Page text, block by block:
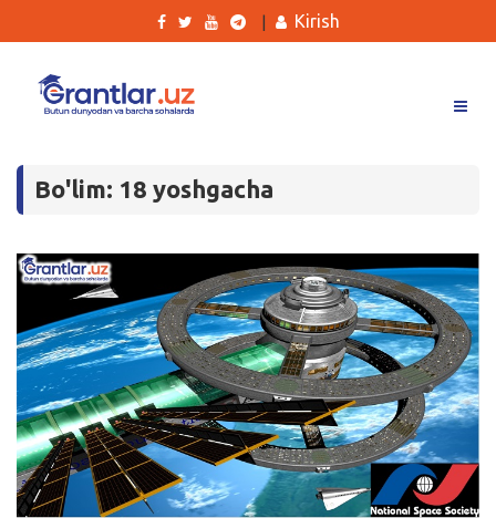
Tanlovlar
Kurslar
Blog
Yana
Qidirish
Kirish
Bo'lim: 18 yoshgacha